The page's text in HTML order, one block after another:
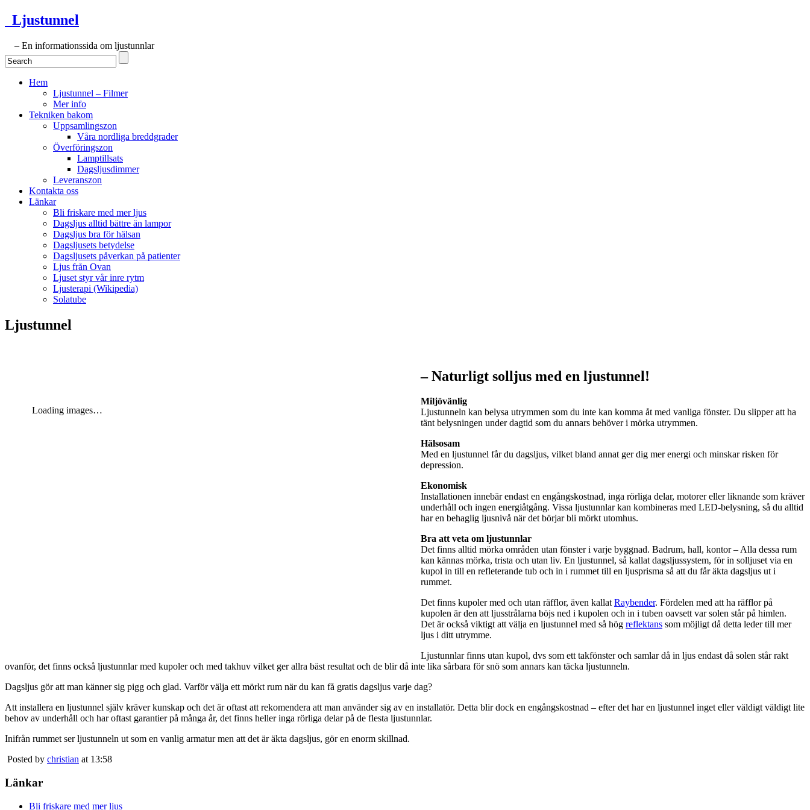
Ljustunnel
– En informationssida om ljustunnlar
Hem
Ljustunnel – Filmer
Mer info
Tekniken bakom
Uppsamlingszon
Våra nordliga breddgrader
Överföringszon
Lamptillsats
Dagsljusdimmer
Leveranszon
Kontakta oss
Länkar
Bli friskare med mer ljus
Dagsljus alltid bättre än lampor
Dagsljus bra för hälsan
Dagsljusets betydelse
Dagsljusets påverkan på patienter
Ljus från Ovan
Ljuset styr vår inre rytm
Ljusterapi (Wikipedia)
Solatube
Ljustunnel
Loading images…
– Naturligt solljus med en ljustunnel!
Miljövänlig
Ljustunneln kan belysa utrymmen som du inte kan komma åt med vanliga fönster. Du slipper att ha
tänt belysningen under dagtid som du annars behöver i mörka utrymmen.
Hälsosam
Med en ljustunnel får du dagsljus, vilket bland annat ger dig mer energi och minskar risken för
depression.
Ekonomisk
Installationen innebär endast en engångskostnad, inga rörliga delar, motorer eller liknande som kräver
underhåll och ingen energiåtgång. Vissa ljustunnlar kan kombineras med LED-belysning, så du alltid
har en behaglig ljusnivå när det börjar bli mörkt utomhus.
Bra att veta om ljustunnlar
Det finns alltid mörka områden utan fönster i varje byggnad. Badrum, hall, kontor – Alla dessa rum
kan kännas mörka, trista och utan liv. En ljustunnel, så kallat dagsljussystem, för in solljuset via en
kupol in till en refleterande tub och in i rummet till en ljusprisma så att du får äkta dagsljus ut i
rummet.
Det finns kupoler med och utan räfflor, även kallatRaybender. Fördelen med att ha räfflor på
kupolen är den att ljusstrålarna böjs ned i kupolen och in i tuben oavsett var solen står på himlen.
Det är också viktigt att välja en ljustunnel med så hög reflektans som möjligt då detta leder till mer
ljus i ditt utrymme.
Ljustunnlar finns utan kupol, dvs som ett takfönster och samlar då in ljus endast då solen står rakt
ovanför, det finns också ljustunnlar med kupoler och med takhuv vilket ger allra bäst resultat och de blir då inte lika sårbara för snö som annars kan täcka ljustunneln.
Dagsljus gör att man känner sig pigg och glad. Varför välja ett mörkt rum när du kan få gratis dagsljus varje dag?
Att installera en ljustunnel själv kräver kunskap och det är oftast att rekomendera att man använder sig av en installatör. Detta blir dock en engångskostnad – efter det har en ljustunnel inget eller väldigt väldigt lite
behov av underhåll och har oftast garantier på många år, det finns heller inga rörliga delar på de flesta ljustunnlar.
Inifrån rummet ser ljustunneln ut som en vanlig armatur men att det är äkta dagsljus, gör en enorm skillnad.
Posted by christian at 13:58
Länkar
Bli friskare med mer ljus